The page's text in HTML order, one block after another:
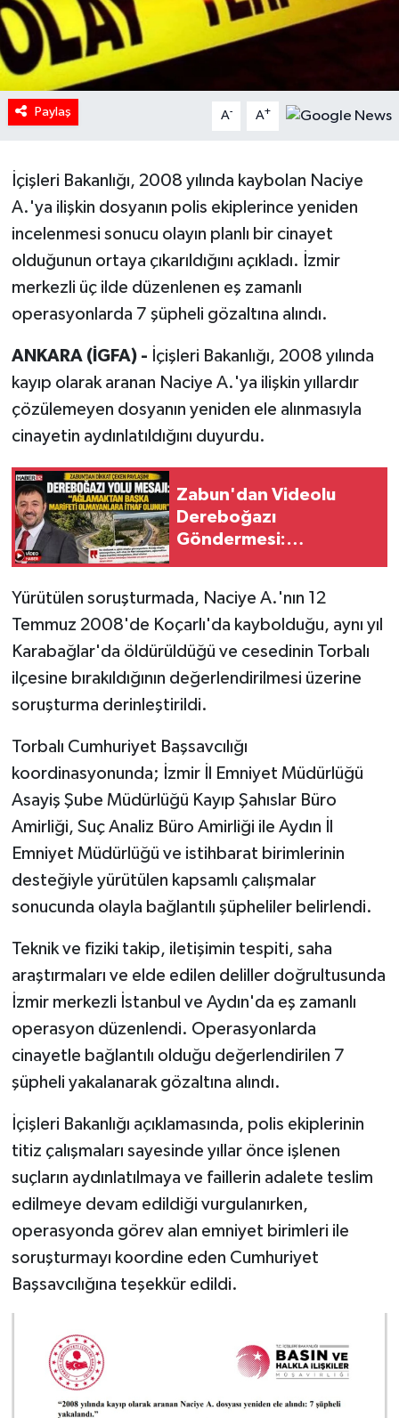
Paylaş A- A+
İçişleri Bakanlığı, 2008 yılında kaybolan Naciye
A.'ya ilişkin dosyanın polis ekiplerince yeniden
incelenmesi sonucu olayın planlı bir cinayet
olduğunun ortaya çıkarıldığını açıkladı. İzmir
merkezli üç ilde düzenlenen eş zamanlı
operasyonlarda 7 şüpheli gözaltına alındı.
ANKARA (İGFA) - İçişleri Bakanlığı, 2008 yılında
kayıp olarak aranan Naciye A.'ya ilişkin yıllardır
çözülemeyen dosyanın yeniden ele alınmasıyla
cinayetin aydınlatıldığını duyurdu.
Zabun'dan Videolu
Dereboğazı
Göndermesi:
İthaf Olunur"
Yürütülen soruşturmada, Naciye A.'nın 12
Temmuz 2008'de Koçarlı'da kaybolduğu, aynı yıl
Karabağlar'da öldürüldüğü ve cesedinin Torbalı
ilçesine bırakıldığının değerlendirilmesi üzerine
soruşturma derinleştirildi.
Torbalı Cumhuriyet Başsavcılığı
koordinasyonunda; İzmir İl Emniyet Müdürlüğü
Asayiş Şube Müdürlüğü Kayıp Şahıslar Büro
Amirliği, Suç Analiz Büro Amirliği ile Aydın İl
Emniyet Müdürlüğü ve istihbarat birimlerinin
desteğiyle yürütülen kapsamlı çalışmalar
sonucunda olayla bağlantılı şüpheliler belirlendi.
Teknik ve fiziki takip, iletişimin tespiti, saha
araştırmaları ve elde edilen deliller doğrultusunda
İzmir merkezli İstanbul ve Aydın'da eş zamanlı
operasyon düzenlendi. Operasyonlarda
cinayetle bağlantılı olduğu değerlendirilen 7
şüpheli yakalanarak gözaltına alındı.
İçişleri Bakanlığı açıklamasında, polis ekiplerinin
titiz çalışmaları sayesinde yıllar önce işlenen
suçların aydınlatılmaya ve faillerin adalete teslim
edilmeye devam edildiği vurgulanırken,
operasyonda görev alan emniyet birimleri ile
soruşturmayı koordine eden Cumhuriyet
Başsavcılığına teşekkür edildi.
HABERDE İNSAN
İlginç
KÜLTÜR SANAT
Oyun
POLİTİKA
RESMİ İLANLAR
SAĞLIK
Tarihi Yapılarımız
Teknoloji
Türkiye
İletişim